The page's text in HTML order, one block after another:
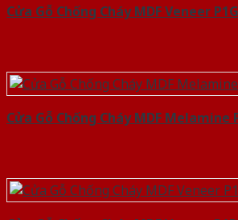
Cửa Gỗ Chống Cháy MDF Veneer
Cửa Gỗ Chống Cháy MDF Melamine